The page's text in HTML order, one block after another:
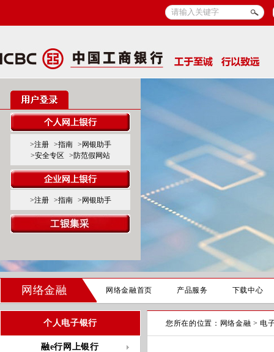
>注册 >指南
>网银助手
>安全专区
>防范假网站
>注册 >指南 >网银助手
网络金融 网络金融首页 产品服务 下载中心
个人电子银行
融e行网上银行
您所在的位置： 网络金融 >电